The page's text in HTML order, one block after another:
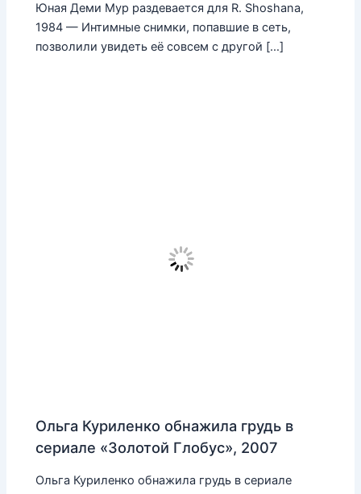
Юная Деми Мур раздевается для R. Shoshana,
1984 — Интимные снимки, попавшие в сеть,
позволили увидеть её совсем с другой […]
Ольга Куриленко обнажила грудь в
сериале «Золотой Глобус», 2007
Ольга Куриленко обнажила грудь в сериале